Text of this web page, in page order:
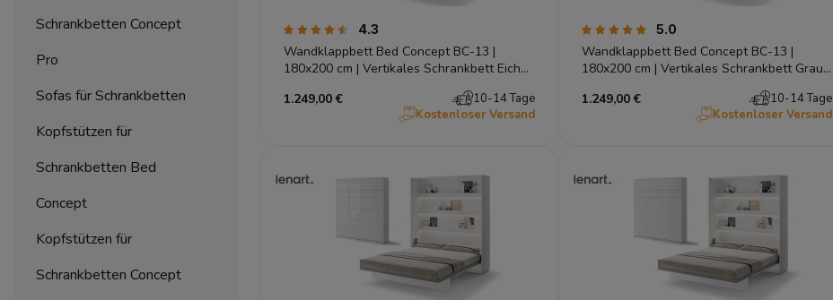
Schrankbetten Concept
Pro
Sofas für Schrankbetten
Kopfstützen für
Schrankbetten Bed
Concept
Kopfstützen für
Schrankbetten Concept
4.3
Wandklappbett Bed Concept BC-13 |
180x200 cm | Vertikales Schrankbett Eiche
1.249,00 €
10-14 Tage
Kostenloser Versand
5.0
Wandklappbett Bed Concept BC-13 |
180x200 cm | Vertikales Schrankbett Grau |
1.249,00 €
10-14 Tage
Kostenloser Versand